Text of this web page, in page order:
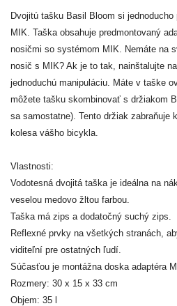
Dvojitú tašku Basil Bloom si
MIK. Taška obsahuje predmontovaný
nosičmi so systémom MIK. Nemáte na
nosič s MIK? Ak je to tak, nainštalujte
jednoduchú manipuláciu. Máte v taške
môžete tašku skombinovať s držiakom
sa samostatne). Tento držiak zabraňuje
kolesa vášho bicykla.
Vlastnosti:
Vodotesná dvojitá taška je ideálna na
veselou medovo žltou farbou.
Taška má zips a dodatočný suchý zips.
Reflexné prvky na všetkých stranách,
viditeľní pre ostatných ľudí.
Súčasťou je montážna doska adaptéra
Rozmery: 30 x 15 x 33 cm
Objem: 35 l